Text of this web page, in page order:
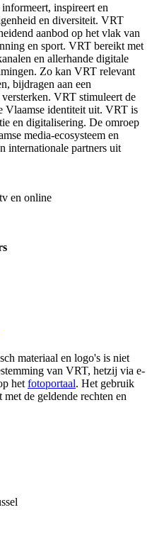
inspireert en
en diversiteit. VRT
aanbod op het vlak van
en sport. VRT bereikt met
en allerhande digitale
Zo kan VRT relevant
bijdragen aan een
VRT stimuleert de
Vlaamse identiteit uit. VRT is
en digitalisering. De omroep
media-ecosysteem en
internationale partners uit
en online
materiaal en logo's is niet
van VRT, hetzij via e-
het fotoportaal. Het gebruik
de geldende rechten en